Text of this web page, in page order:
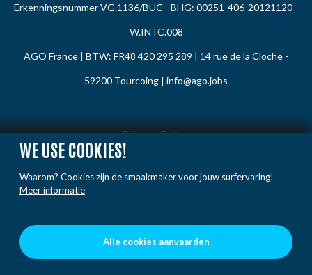
WE USE COOKIES!
Waarom? Cookies zijn de smaakmaker voor jouw surfervaring!
Meer informatie
Alle cookies aanvaarden
Erkenningsnummer VG.1136/BUC - BHG: 00251-406-20121120 -
W.INTC.008
AGO France | BTW: FR48 420 295 289 | 14 rue de la Cloche -
59200 Tourcoing | info@ago.jobs
Privacy Policy
Cookie Policy
Gedragsregels
Voorwaarden